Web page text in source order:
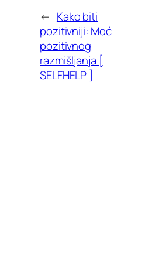
← Kako biti
pozitivniji: Moć
pozitivnog
razmišljanja [
SELFHELP ]